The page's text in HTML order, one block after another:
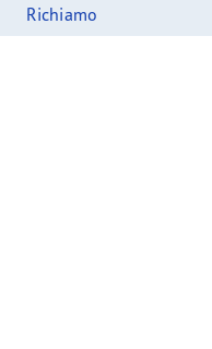
Richiamo